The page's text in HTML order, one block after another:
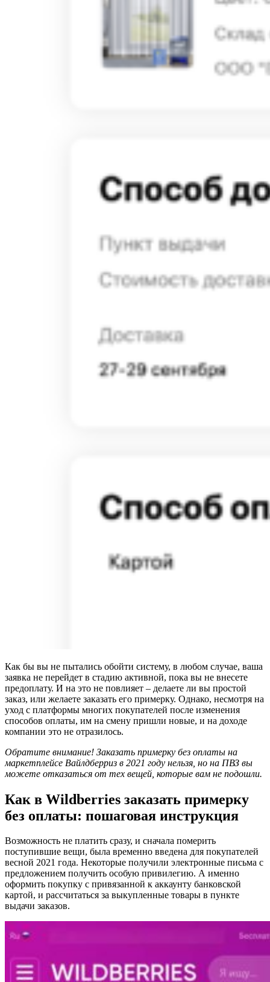
Как бы вы не пытались обойти систему, в любом случае, ваша
заявка не перейдет в стадию активной, пока вы не внесете
предоплату. И на это не повлияет – делаете ли вы простой
заказ, или желаете заказать его примерку. Однако, несмотря на
уход с платформы многих покупателей после изменения
способов оплаты, им на смену пришли новые, и на доходе
компании это не отразилось.
Обратите внимание! Заказать примерку без оплаты на
маркетплейсе Вайлдберриз в 2021 году нельзя, но на ПВЗ вы
можете отказаться от тех вещей, которые вам не подошли.
Как в Wildberries заказать примерку
без оплаты: пошаговая инструкция
Возможность не платить сразу, и сначала померить
поступившие вещи, была временно введена для покупателей
весной 2021 года. Некоторые получили электронные письма с
предложением получить особую привилегию. А именно
оформить покупку с привязанной к аккаунту банковской
картой, и рассчитаться за выкупленные товары в пункте
выдачи заказов.